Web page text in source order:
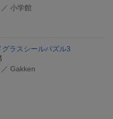
／ 小学館
ラスシールパズル3
／ Gakken